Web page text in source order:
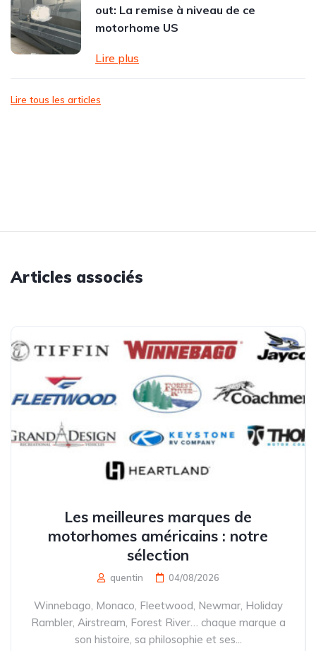
out: La remise à niveau de ce
motorhome US
Lire plus
Lire tous les articles
Articles associés
Les meilleures marques de
motorhomes américains : notre
sélection
quentin 04/08/2026
Winnebago, Monaco, Fleetwood, Newmar, Holiday
Rambler, Airstream, Forest River… chaque marque a
son histoire, sa philosophie et ses...